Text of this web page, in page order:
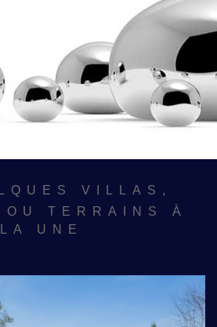
VILLAS,
OU TERRAINS À
LA UNE